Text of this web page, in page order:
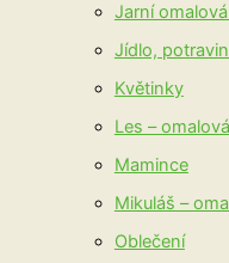
Jarní
Jídlo,
Květinky
Les –
Mamince
Mikuláš –
Oblečení